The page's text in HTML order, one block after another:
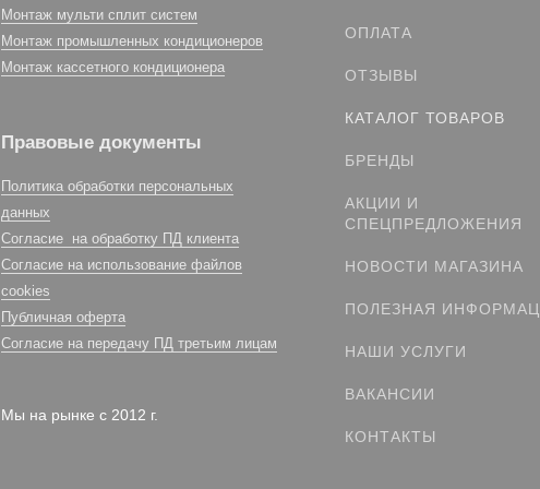
Монтаж мульти сплит систем
Монтаж промышленных кондиционеров
Монтаж кассетного кондиционера
Правовые документы
Политика обработки персональных
данных
Согласие на обработку ПД клиента
Согласие на использование файлов
cookies
Публичная оферта
Согласие на передачу ПД третьим лицам
Мы на рынке с 2012 г.
ОПЛАТА
ОТЗЫВЫ
КАТАЛОГ ТОВАРОВ
БРЕНДЫ
АКЦИИ И
СПЕЦПРЕДЛОЖЕНИЯ
НОВОСТИ МАГАЗИНА
ПОЛЕЗНАЯ
НАШИ УСЛУГИ
ВАКАНСИИ
КОНТАКТЫ